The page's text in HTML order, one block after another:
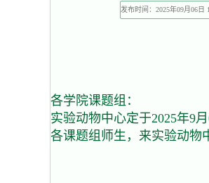
发布时间：2025年09月06日
上传人
各学院课题组：
实验动物中心定于2025年9
各课题组师生，来实验动物